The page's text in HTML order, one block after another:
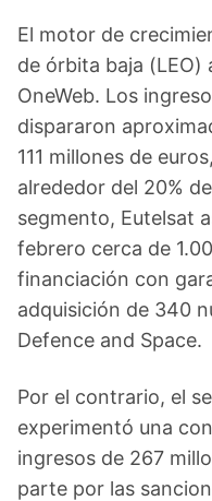
El motor de
de órbita baja (LEO)
OneWeb. Los
dispararon
111 millones de
alrededor del 20%
segmento, Eutelsat
febrero cerca de
financiación con
adquisición de 340
Defence and Space.
Por el contrario, el
experimentó una
ingresos de 267
parte por las